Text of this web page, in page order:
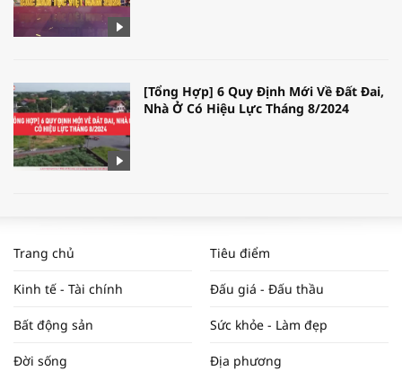
[Tổng Hợp] 6 Quy Định Mới Về Đất Đai,
Nhà Ở Có Hiệu Lực Tháng 8/2024
NAM NĂM 2024 VÀ NĂM 2025 | NHỊP
ĐẬP THỊ TRƯỜNG #62
Tọa đàm “Xúc tiến thương mại: Khơi
Trang chủ Tiêu điểm
Kinh tế - Tài chính Đấu giá - Đấu thầu
Bất động sản Sức khỏe - Làm đẹp
Đời sống Địa phương